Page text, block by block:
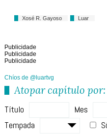
Xosé R. Gayoso Luar
Publicidade
Publicidade
Publicidade
Chíos de @luartvg
Atopar capítulo por:
Título Mes
Tempada